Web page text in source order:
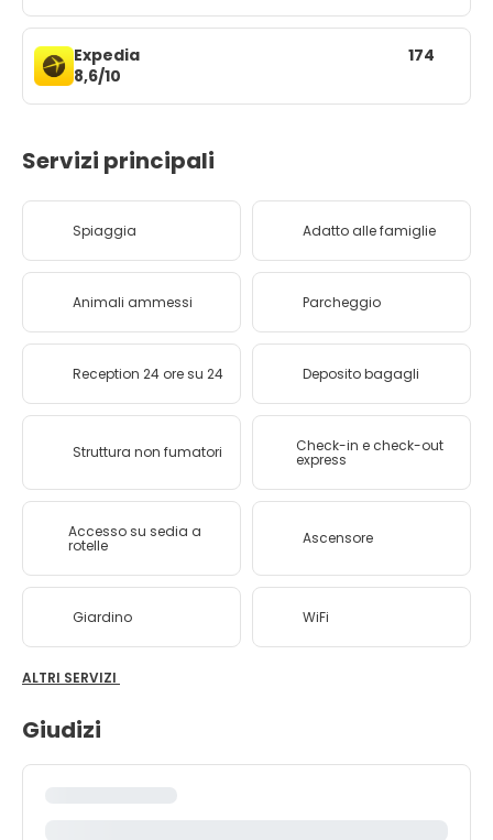
Expedia
8,6/10
174
Servizi principali
Spiaggia Adatto alle famiglie
Animali ammessi Parcheggio
Reception 24 ore su 24 Deposito bagagli
Struttura non fumatori Check-in e check-out
express
Accesso su sedia a
rotelle Ascensore
Giardino WiFi
ALTRI SERVIZI
Giudizi